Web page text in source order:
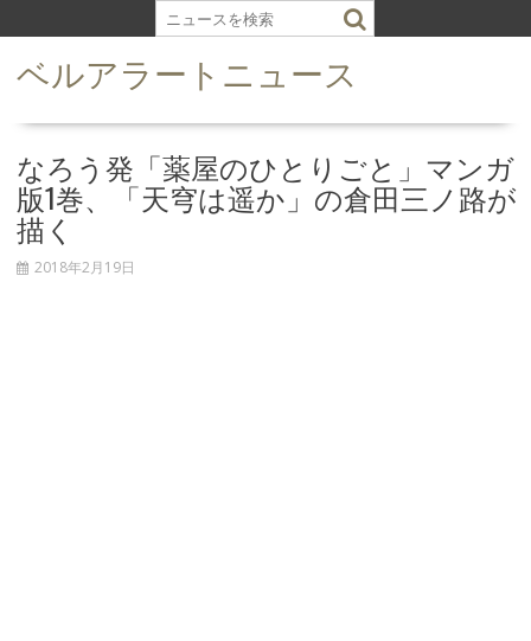
k
ベルアラートニュース
なろう発「薬屋のひとりごと」マンガ
版1巻、「天穹は遥か」の倉田三ノ路が
描く
2018年2月19日